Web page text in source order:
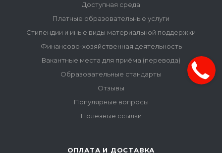
Доступная среда
Платные образовательные услуги
Стипендии и иные виды материальной поддержки
Финансово-хозяйственная деятельность
Вакантные места для приёма (перевода)
Образовательные стандарты
Отзывы
Популярные вопросы
Полезные ссылки
ОПЛАТА И ДОСТАВКА